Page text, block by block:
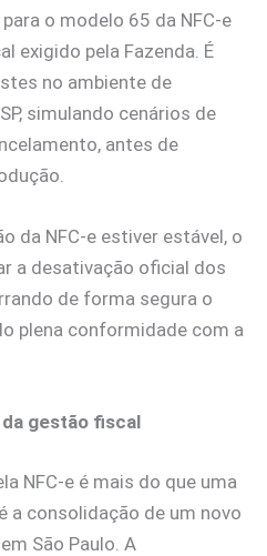
o modelo 65 da NFC-e
exigido pela Fazenda. É
no ambiente de
simulando cenários de
antes de
da NFC-e estiver estável, o
a desativação oficial dos
de forma segura o
plena conformidade com a
gestão fiscal
NFC-e é mais do que uma
a consolidação de um novo
São Paulo. A